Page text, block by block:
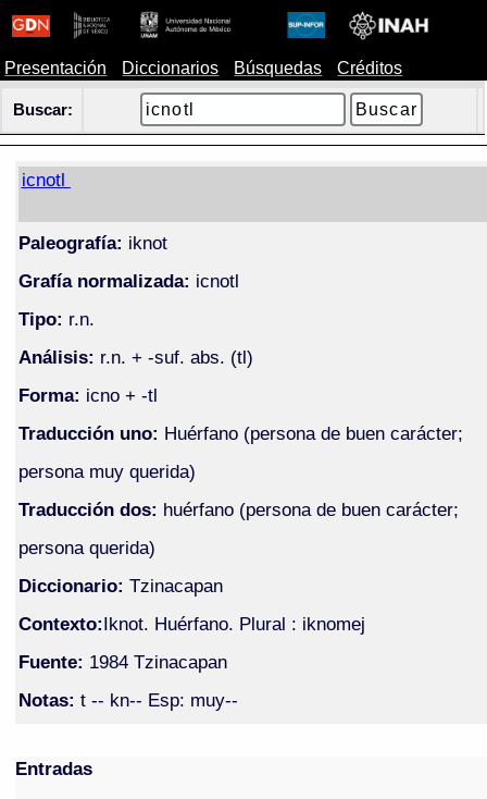
Presentación Diccionarios Búsquedas Créditos
Buscar:
icnotl
Paleografía: iknot
Grafía normalizada: icnotl
Tipo: r.n.
Análisis: r.n. + -suf. abs. (tl)
Forma: icno + -tl
Traducción uno: Huérfano (persona de buen carácter;
persona muy querida)
Traducción dos: huérfano (persona de buen carácter;
persona querida)
Diccionario: Tzinacapan
Contexto:Iknot. Huérfano. Plural : iknomej
Fuente: 1984 Tzinacapan
Notas: t -- kn-- Esp: muy--
Entradas